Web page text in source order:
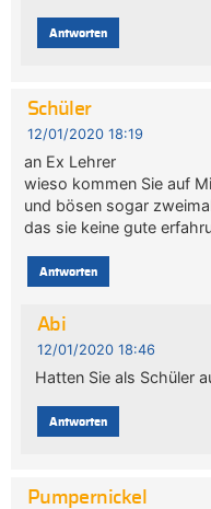
Antworten
Schüler
12/01/2020 18:19
an Ex Lehrer
wieso kommen Sie auf
und bösen sogar
das sie keine gute
Antworten
Abi
12/01/2020 18:46
Hatten Sie als Schüler
Antworten
Pumpernickel